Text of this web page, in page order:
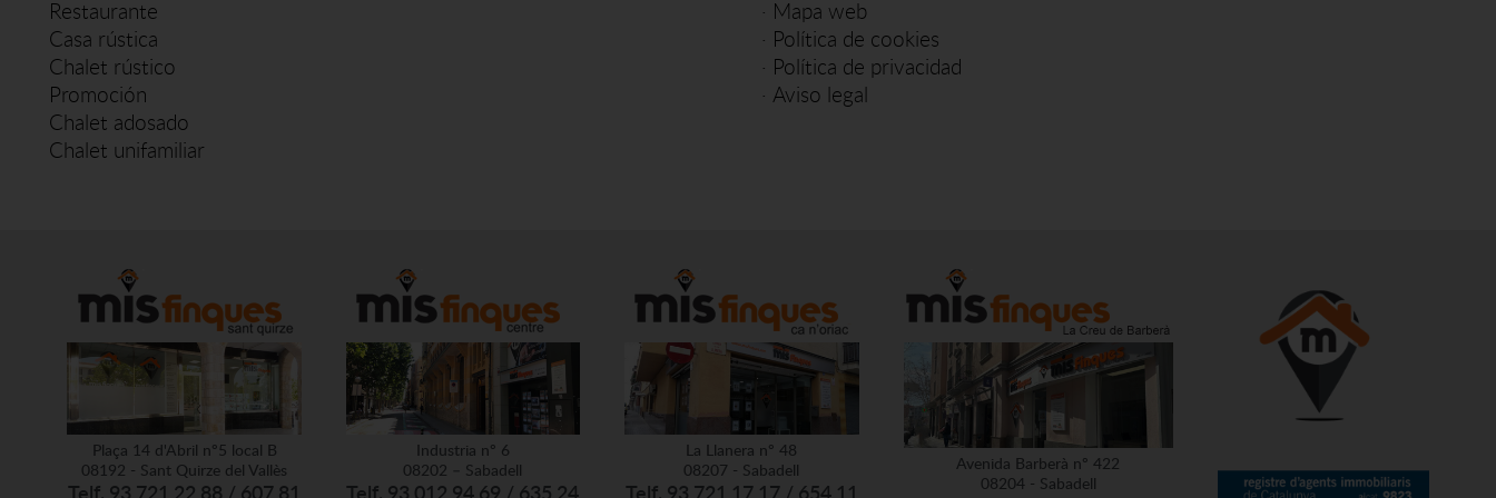
Restaurante
Casa rústica
Chalet rústico
Promoción
Chalet adosado
Chalet unifamiliar
· Mapa web
· Política de cookies
· Política de privacidad
· Aviso legal
Plaça 14 d'Abril nº5 local B
08192 - Sant Quirze del Vallès
Telf. 93 721 22 88 / 607 81
Industria nº 6
08202 – Sabadell
Telf. 93 012 94 69 / 635 24
La Llanera nº 48
08207 - Sabadell
Telf. 93 721 17 17 / 654 11
Avenida Barberà nº 422
08204 - Sabadell